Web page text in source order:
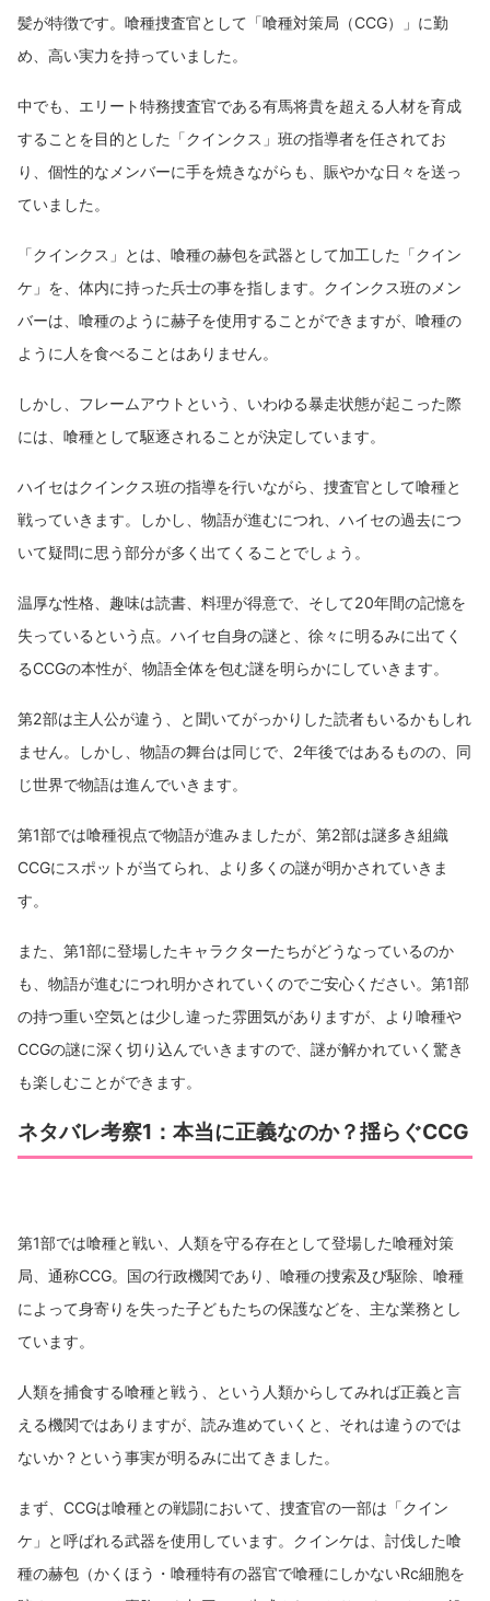
髪が特徴です。喰種捜査官として「喰種対策局（CCG）」に勤
め、高い実力を持っていました。
中でも、エリート特務捜査官である有馬将貴を超える人材を育成
することを目的とした「クインクス」班の指導者を任されてお
り、個性的なメンバーに手を焼きながらも、賑やかな日々を送っ
ていました。
「クインクス」とは、喰種の赫包を武器として加工した「クイン
ケ」を、体内に持った兵士の事を指します。クインクス班のメン
バーは、喰種のように赫子を使用することができますが、喰種の
ように人を食べることはありません。
しかし、フレームアウトという、いわゆる暴走状態が起こった際
には、喰種として駆逐されることが決定しています。
ハイセはクインクス班の指導を行いながら、捜査官として喰種と
戦っていきます。しかし、物語が進むにつれ、ハイセの過去につ
いて疑問に思う部分が多く出てくることでしょう。
温厚な性格、趣味は読書、料理が得意で、そして20年間の記憶を
失っているという点。ハイセ自身の謎と、徐々に明るみに出てく
るCCGの本性が、物語全体を包む謎を明らかにしていきます。
第2部は主人公が違う、と聞いてがっかりした読者もいるかもしれ
ません。しかし、物語の舞台は同じで、2年後ではあるものの、同
じ世界で物語は進んでいきます。
第1部では喰種視点で物語が進みましたが、第2部は謎多き組織
CCGにスポットが当てられ、より多くの謎が明かされていきま
す。
また、第1部に登場したキャラクターたちがどうなっているのか
も、物語が進むにつれ明かされていくのでご安心ください。第1部
の持つ重い空気とは少し違った雰囲気がありますが、より喰種や
CCGの謎に深く切り込んでいきますので、謎が解かれていく驚き
も楽しむことができます。
ネタバレ考察1：本当に正義なのか？揺らぐCCG
第1部では喰種と戦い、人類を守る存在として登場した喰種対策
局、通称CCG。国の行政機関であり、喰種の捜索及び駆除、喰種
によって身寄りを失った子どもたちの保護などを、主な業務とし
ています。
人類を捕食する喰種と戦う、という人類からしてみれば正義と言
える機関ではありますが、読み進めていくと、それは違うのでは
ないか？という事実が明るみに出てきました。
まず、CCGは喰種との戦闘において、捜査官の一部は「クイン
ケ」と呼ばれる武器を使用しています。クインケは、討伐した喰
種の赫包（かくほう・喰種特有の器官で喰種にしかないRc細胞を